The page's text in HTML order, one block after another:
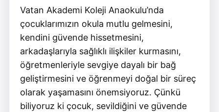
Vatan Akademi Koleji Anaokulu’nda
çocuklarımızın okula mutlu gelmesini,
kendini güvende hissetmesini,
arkadaşlarıyla sağlıklı ilişkiler kurmasını,
öğretmenleriyle sevgiye dayalı bir bağ
geliştirmesini ve öğrenmeyi doğal bir süreç
olarak yaşamasını önemsiyoruz. Çünkü
biliyoruz ki çocuk, sevildiğini ve güvende